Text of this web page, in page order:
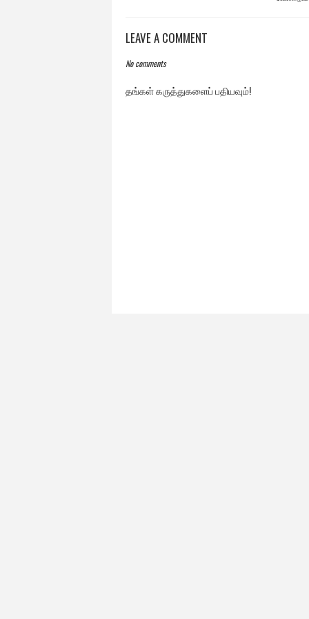
LEAVE A COMMENT
No comments
தங்கள் கருத்துகளைப் பதியவும்!